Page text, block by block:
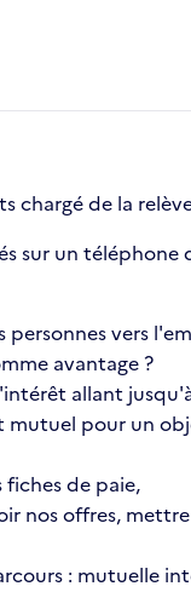
chargé de la
un
vers
avantage ?
allant
mutuel pour un
de paie,
nos offres,
: mutuelle